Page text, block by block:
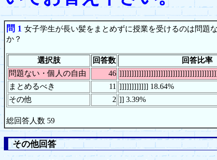
問 1 女子学生が長い髪をまとめずに授業を受けるのは問題
か？
選択肢 回答数
回答比率
問題ない・個人の自由
46
まとめるべき
11 ]]]]]]]]]]]] 18.64%
その他
2 ]] 3.39%
総回答人数 59
その他回答